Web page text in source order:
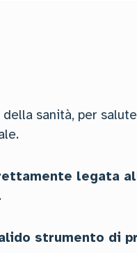
della sanità, per
legata
strumento di